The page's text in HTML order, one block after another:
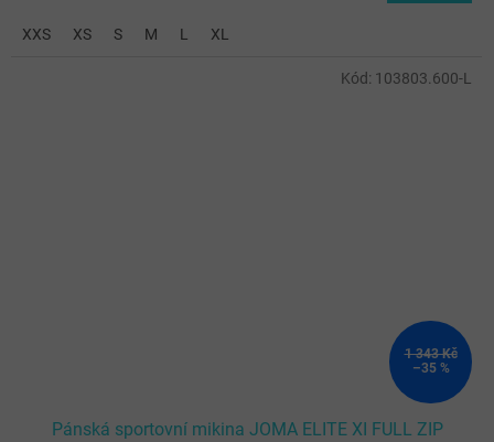
XXS XS S M L XL
1 343 Kč
–35 %
Pánská sportovní mikina JOMA ELITE XI FULL ZIP
Kód: 103803.600-L